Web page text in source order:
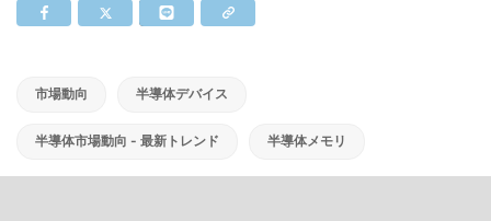
市場動向 半導体デバイス
半導体市場動向 - 最新トレンド 半導体メモリ